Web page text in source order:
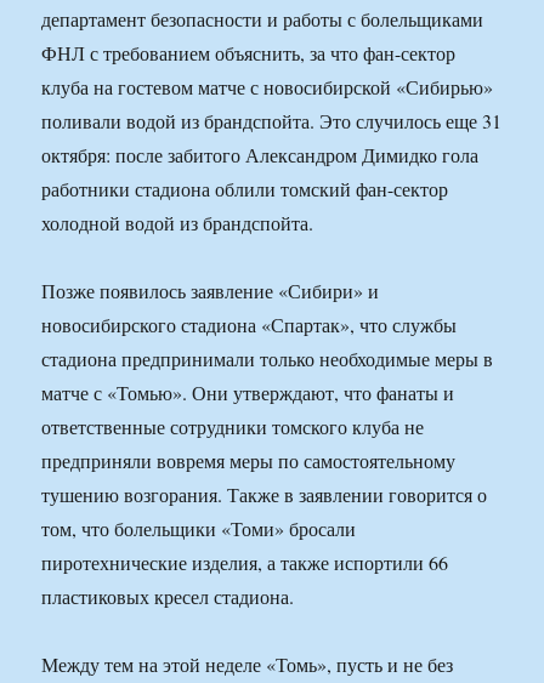
департамент безопасности и работы с болельщиками
ФНЛ с требованием объяснить, за что фан-сектор
клуба на гостевом матче с новосибирской «Сибирью»
поливали водой из брандспойта. Это случилось еще 31
октября: после забитого Александром Димидко гола
работники стадиона облили томский фан-сектор
холодной водой из брандспойта.
Позже появилось заявление «Сибири» и
новосибирского стадиона «Спартак», что службы
стадиона предпринимали только необходимые меры в
матче с «Томью». Они утверждают, что фанаты и
ответственные сотрудники томского клуба не
предприняли вовремя меры по самостоятельному
тушению возгорания. Также в заявлении говорится о
том, что болельщики «Томи» бросали
пиротехнические изделия, а также испортили 66
пластиковых кресел стадиона.
Между тем на этой неделе «Томь», пусть и не без